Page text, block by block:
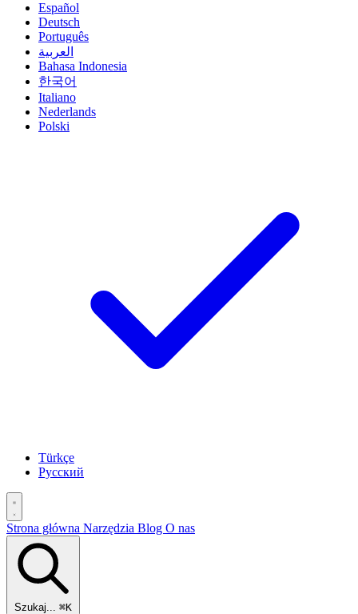
Español
Deutsch
Português
العربية
Bahasa Indonesia
한국어
Italiano
Nederlands
Polski
Türkçe
Русский
Strona główna Narzędzia Blog O nas
Szukaj... ⌘K